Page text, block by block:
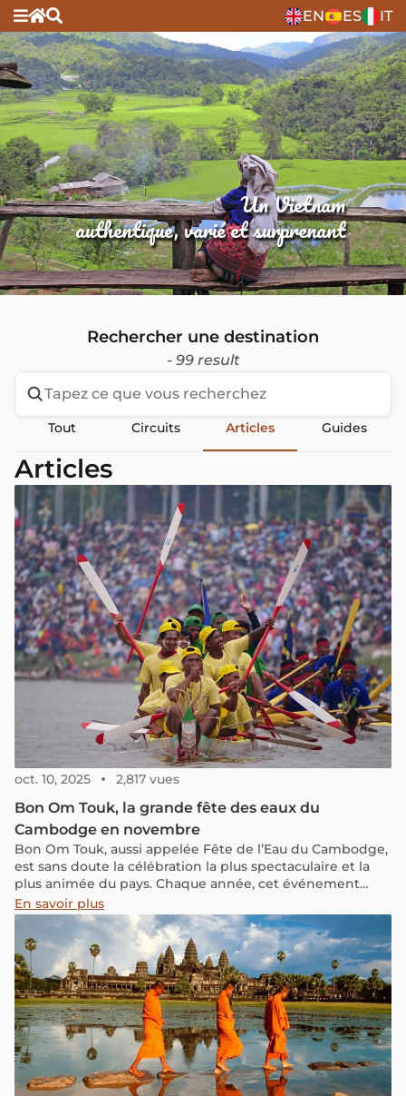
EN ES IT
Un Vietnam
authentique, varié et surprenant
Rechercher une destination
- 99 result
Tout Circuits Articles Guides
Articles
oct. 10, 2025 2,817 vues
Bon Om Touk, la grande fête des eaux du
Cambodge en novembre
Bon Om Touk, aussi appelée Fête de l’Eau du Cambodge,
est sans doute la célébration la plus spectaculaire et la
plus animée du pays. Chaque année, cet événement
haut en couleur attire des millions d’habitants et de
voyageurs, tous impatients de vivre au rythme des
traditions culturelles du Cambodge et de ressentir
l’énergie joyeuse des rivières en fête. Vous souhaitez en
savoir plus sur ses origines ou simplement découvrir
comment en profiter pleinement ? Ce guide est fait pour
vous. Préparez votre poncho et laissez la magie du
Mékong vous emporter !
En savoir plus